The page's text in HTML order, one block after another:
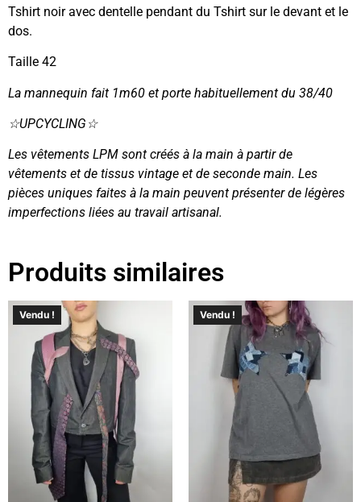
Tshirt noir avec dentelle pendant du Tshirt sur le devant et le
dos.
Taille 42
La mannequin fait 1m60 et porte habituellement du 38/40
☆UPCYCLING☆
Les vêtements LPM sont créés à la main à partir de
vêtements et de tissus vintage et de seconde main. Les
pièces uniques faites à la main peuvent présenter de légères
imperfections liées au travail artisanal.
Produits similaires
Vendu ! Vendu !